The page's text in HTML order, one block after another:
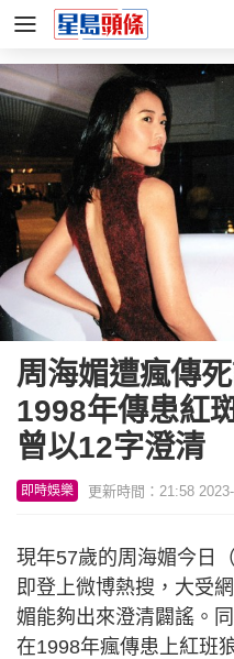
周海媚遭瘋傳
1998年傳患紅
曾以12字澄清
即時娛樂 更新時間：21:58
現年57歲的周海媚今日
即登上微博熱搜，大受
媚能夠出來澄清闢謠。
在1998年瘋傳患上紅班